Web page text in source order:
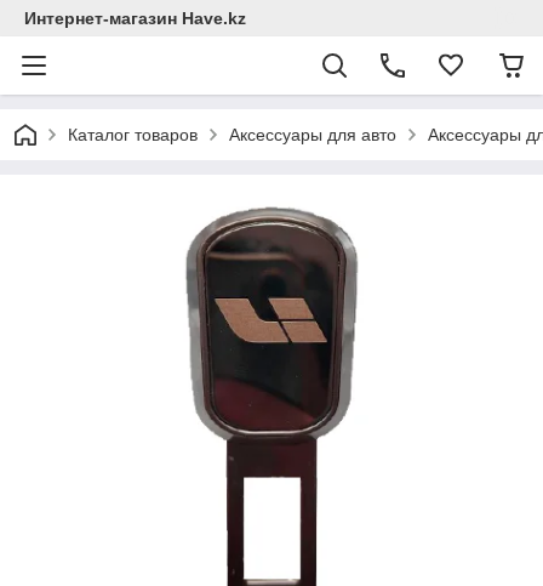
Интернет-магазин Have.kz
Каталог товаров Аксессуары для авто Аксессуары